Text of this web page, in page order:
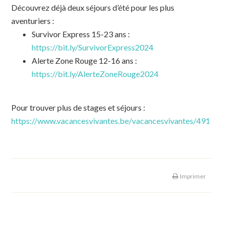
Découvrez déjà deux séjours d’été pour les plus
aventuriers :
Survivor Express 15-23 ans :
https://bit.ly/SurvivorExpress2024
Alerte Zone Rouge 12-16 ans :
https://bit.ly/AlerteZoneRouge2024
Pour trouver plus de stages et séjours :
https://www.vacancesvivantes.be/vacancesvivantes/491
Imprimer